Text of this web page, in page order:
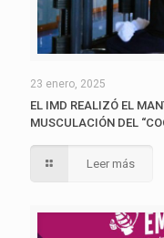
23 enero, 2025
EL IMD REALIZÓ EL
MUSCULACIÓN DEL
Leer más